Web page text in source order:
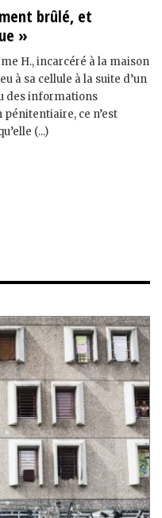
brûlé, et
»
H., incarcéré à la maison
à sa cellule à la suite d’un
des informations
ce n’est
(...)